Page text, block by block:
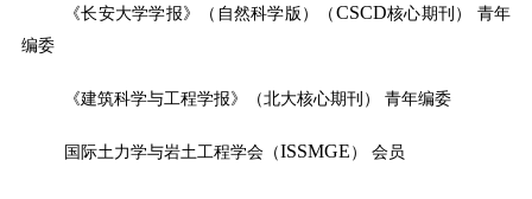
《长安大学学报》（自然科学版）（ CSCD核心期刊） 青年
编委
《建筑科学与工程学报》（北大核心期刊） 青年编委
国际土力学与岩土工程学会（ISSMGE ） 会员